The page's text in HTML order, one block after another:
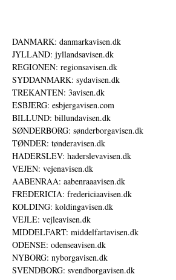
DANMARK: danmarkavisen.dk
JYLLAND: jyllandsavisen.dk
REGIONEN: regionsavisen.dk
SYDDANMARK: sydavisen.dk
TREKANTEN: 3avisen.dk
ESBJERG: esbjergavisen.com
BILLUND: billundavisen.dk
SØNDERBORG: sønderborgavisen.dk
TØNDER: tønderavisen.dk
HADERSLEV: haderslevavisen.dk
VEJEN: vejenavisen.dk
AABENRAA: aabenraaavisen.dk
FREDERICIA: fredericiaavisen.dk
KOLDING: koldingavisen.dk
VEJLE: vejleavisen.dk
MIDDELFART: middelfartavisen.dk
ODENSE: odenseavisen.dk
NYBORG: nyborgavisen.dk
SVENDBORG: svendborgavisen.dk